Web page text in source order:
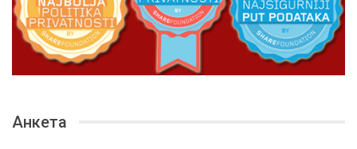
Анкета